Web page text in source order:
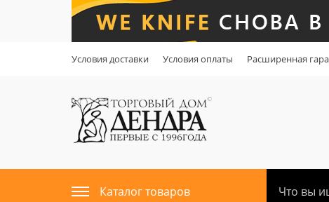
Условия доставки Условия оплаты Расширенная
Каталог товаров